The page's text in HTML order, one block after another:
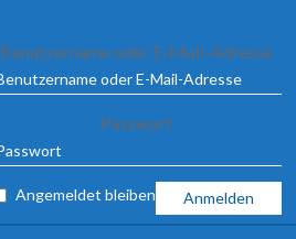
Benutzername oder E-Mail-Adresse
Passwort
Angemeldet bleiben